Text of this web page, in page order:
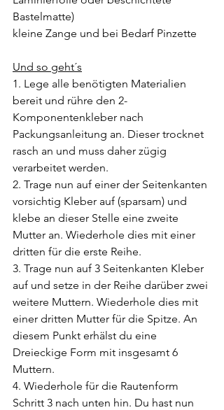
Bastelmatte)
kleine Zange und bei Bedarf Pinzette
Und so geht´s
1. Lege alle benötigten Materialien
bereit und rühre den 2-
Komponentenkleber nach
Packungsanleitung an. Dieser trocknet
rasch an und muss daher zügig
verarbeitet werden.
2. Trage nun auf einer der Seitenkanten
vorsichtig Kleber auf (sparsam) und
klebe an dieser Stelle eine zweite
Mutter an. Wiederhole dies mit einer
dritten für die erste Reihe.
3. Trage nun auf 3 Seitenkanten Kleber
auf und setze in der Reihe darüber zwei
weitere Muttern. Wiederhole dies mit
einer dritten Mutter für die Spitze. An
diesem Punkt erhälst du eine
Dreieckige Form mit insgesamt 6
Muttern.
4. Wiederhole für die Rautenform
Schritt 3 nach unten hin. Du hast nun